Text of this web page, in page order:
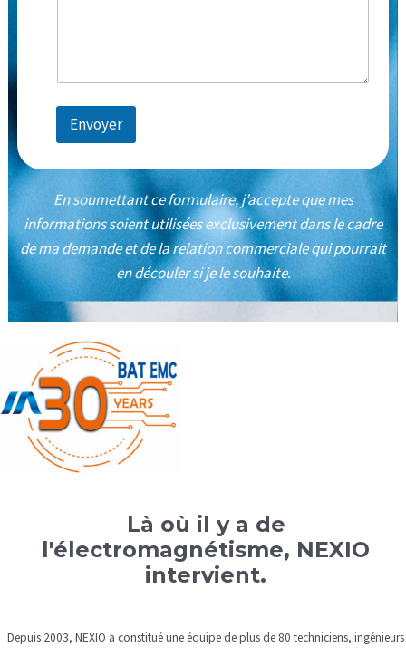
Envoyer
En soumettant ce formulaire, j’accepte que mes
informations soient utilisées exclusivement dans le cadre
de ma demande et de la relation commerciale qui pourrait
en découler si je le souhaite.
Là où il y a de
l'électromagnétisme, NEXIO
intervient.
Depuis 2003, NEXIO a constitué une équipe de plus de 80 techniciens, ingénieurs